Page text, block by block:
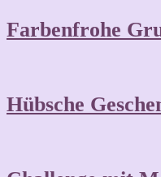
Farbenfrohe
Hübsche